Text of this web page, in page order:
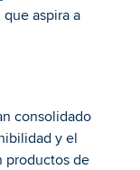
aspira a
consolidado
y el
productos de